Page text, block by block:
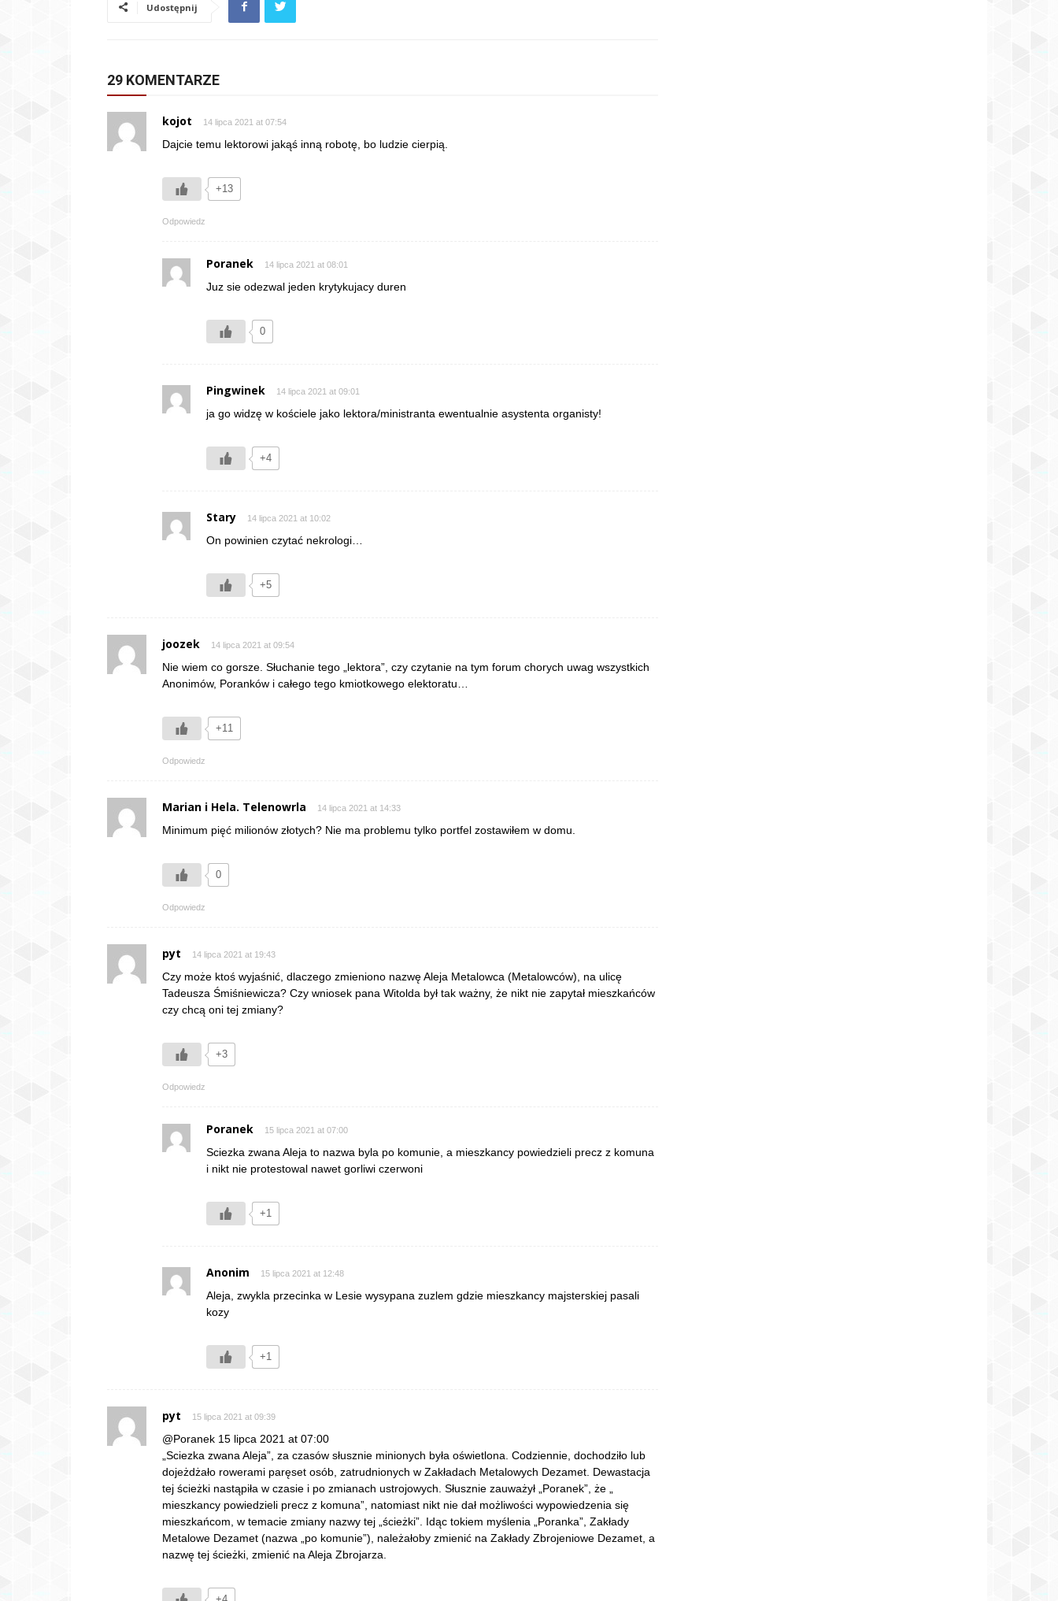
Udostępnij
29 KOMENTARZE
kojot 14 lipca 2021 at 07:54
Dajcie temu lektorowi jakąś inną robotę, bo ludzie cierpią.
+13
Odpowiedz
Poranek 14 lipca 2021 at 08:01
Juz sie odezwal jeden krytykujacy duren
0
Pingwinek 14 lipca 2021 at 09:01
ja go widzę w kościele jako lektora/ministranta ewentualnie asystenta organisty!
+4
Stary 14 lipca 2021 at 10:02
On powinien czytać nekrologi…
+5
joozek 14 lipca 2021 at 09:54
Nie wiem co gorsze. Słuchanie tego „lektora”, czy czytanie na tym forum chorych uwag wszystkich
Anonimów, Poranków i całego tego kmiotkowego elektoratu…
+11
Odpowiedz
Marian i Hela. Telenowrla 14 lipca 2021 at 14:33
Minimum pięć milionów złotych? Nie ma problemu tylko portfel zostawiłem w domu.
0
Odpowiedz
pyt 14 lipca 2021 at 19:43
Czy może ktoś wyjaśnić, dlaczego zmieniono nazwę Aleja Metalowca (Metalowców), na ulicę
Tadeusza Śmiśniewicza? Czy wniosek pana Witolda był tak ważny, że nikt nie zapytał mieszkańców
czy chcą oni tej zmiany?
+3
Odpowiedz
Poranek 15 lipca 2021 at 07:00
Sciezka zwana Aleja to nazwa byla po komunie, a mieszkancy powiedzieli precz z komuna
i nikt nie protestowal nawet gorliwi czerwoni
+1
Anonim 15 lipca 2021 at 12:48
Aleja, zwykla przecinka w Lesie wysypana zuzlem gdzie mieszkancy majsterskiej pasali
kozy
+1
pyt 15 lipca 2021 at 09:39
@Poranek 15 lipca 2021 at 07:00
„Sciezka zwana Aleja”, za czasów słusznie minionych była oświetlona. Codziennie, dochodziło lub
dojeżdżało rowerami paręset osób, zatrudnionych w Zakładach Metalowych Dezamet. Dewastacja
tej ścieżki nastąpiła w czasie i po zmianach ustrojowych. Słusznie zauważył „Poranek”, że „
mieszkancy powiedzieli precz z komuna”, natomiast nikt nie dał możliwości wypowiedzenia się
mieszkańcom, w temacie zmiany nazwy tej „ścieżki”. Idąc tokiem myślenia „Poranka”, Zakłady
Metalowe Dezamet (nazwa „po komunie”), należałoby zmienić na Zakłady Zbrojeniowe Dezamet, a
nazwę tej ścieżki, zmienić na Aleja Zbrojarza.